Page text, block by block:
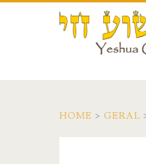
HOME > GERAL